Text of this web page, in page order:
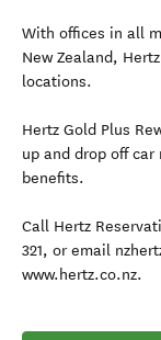
With offices in all
New Zealand,
locations.
Hertz Gold Plus
up and drop off
benefits.
Call Hertz
321, or email
www.hertz.co.nz.